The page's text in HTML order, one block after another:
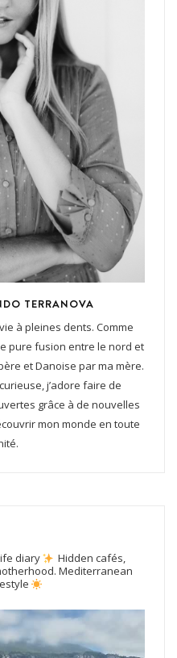
TERRANOVA
à pleines dents. Comme
pure fusion entre le nord et
et Danoise par ma mère.
j’adore faire de
grâce à de nouvelles
mon monde en toute
diary
Hidden cafés,
Mediterranean